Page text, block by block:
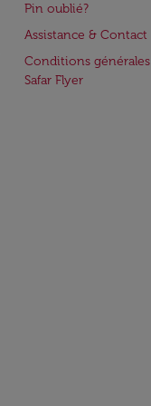
Pin oublié?
Assistance & Contact
Conditions générales
Safar Flyer